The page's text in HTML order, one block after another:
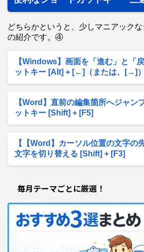
どちらかというと、少しマニアック
の紹介です。④
【Windows】画面を「進む」と「
ットキー [Alt] + [←]（または、[→]）
【Word】直前の編集箇所へジャン
ットキー [Shift] + [F5]
【【Word】カーソル位置の文字の
文字を切り替える [Shift] + [F3]
毎月テーマごとに厳選！